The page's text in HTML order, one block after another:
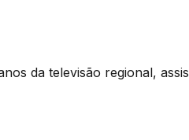
da televisão regional,